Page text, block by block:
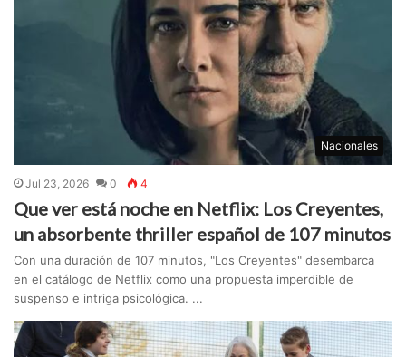
Nacionales
Jul 23, 2026 0 4
Que ver está noche en Netflix: Los Creyentes,
un absorbente thriller español de 107 minutos
Con una duración de 107 minutos, "Los Creyentes" desembarca
en el catálogo de Netflix como una propuesta imperdible de
suspenso e intriga psicológica. ...